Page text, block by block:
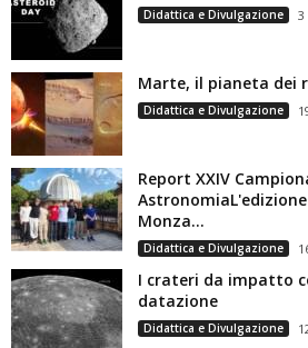
Didattica e Divulgazione 3
Marte, il pianeta dei
Didattica e Divulgazione
Report XXIV
Monza...
Didattica e Divulgazione
I crateri da impatto
datazione
Didattica e Divulgazione